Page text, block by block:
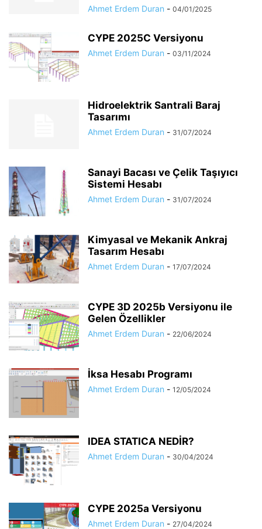
Ahmet Erdem Duran - 04/01/2025
CYPE 2025C Versiyonu
Ahmet Erdem Duran - 03/11/2024
Hidroelektrik Santrali Baraj
Tasarımı
Ahmet Erdem Duran - 31/07/2024
Sanayi Bacası ve Çelik Taşıyıcı
Sistemi Hesabı
Ahmet Erdem Duran - 31/07/2024
Kimyasal ve Mekanik Ankraj
Tasarım Hesabı
Ahmet Erdem Duran - 17/07/2024
CYPE 3D 2025b Versiyonu ile
Gelen Özellikler
Ahmet Erdem Duran - 22/06/2024
İksa Hesabı Programı
Ahmet Erdem Duran - 12/05/2024
IDEA STATICA NEDİR?
Ahmet Erdem Duran - 30/04/2024
CYPE 2025a Versiyonu
Ahmet Erdem Duran - 27/04/2024